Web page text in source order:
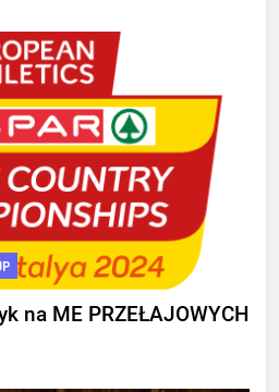
na ME PRZEŁAJOWYCH